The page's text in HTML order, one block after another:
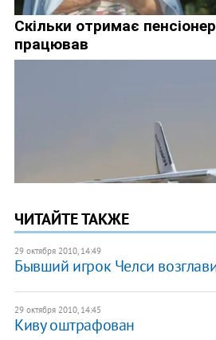
ЧИТАЙТЕ ТАКЖЕ
29 октября 2010, 14:49
Бывший игрок Челси
29 октября 2010, 14:45
Киву оштрафован